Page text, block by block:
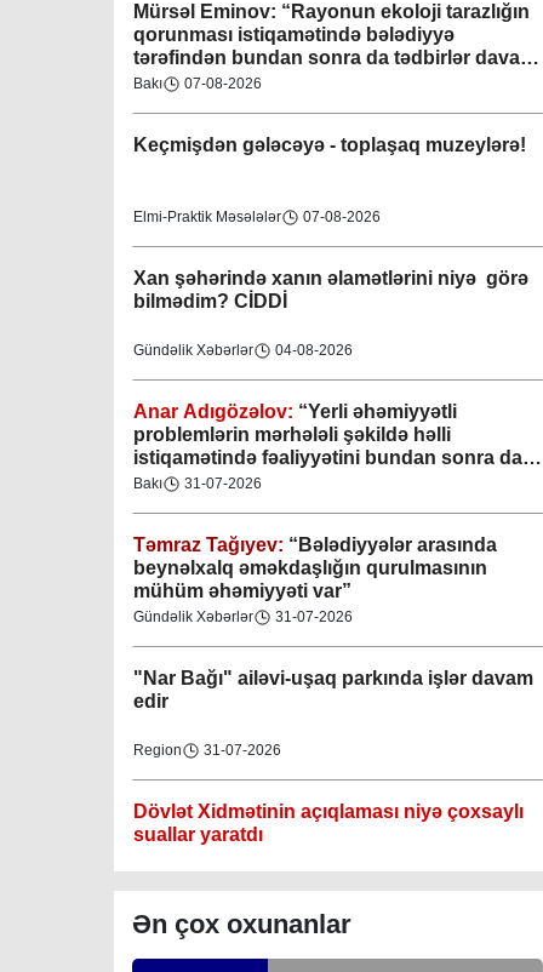
Mürsəl Eminov: “Rayonun ekoloji tarazlığın
qorunması istiqamətində bələdiyyə
tərəfindən bundan sonra da tədbirlər davam
etdiriləcəkdir”
Bakı 07-08-2026
Keçmişdən gələcəyə - toplaşaq muzeylərə!
Elmi-Praktik Məsələlər 07-08-2026
Xan şəhərində xanın əlamətlərini niyə görə
bilmədim? CİDDİ
Gündəlik Xəbərlər 04-08-2026
Anar Adıgözəlov: “Yerli əhəmiyyətli
problemlərin mərhələli şəkildə həlli
istiqamətində fəaliyyətini bundan sonra da
davam etdirəcəkdir
Bakı 31-07-2026
Təmraz Tağıyev: “Bələdiyyələr arasında
beynəlxalq əməkdaşlığın qurulmasının
mühüm əhəmiyyəti var”
Gündəlik Xəbərlər 31-07-2026
"Nar Bağı" ailəvi-uşaq parkında işlər davam
edir
Region 31-07-2026
Dövlət Xidmətinin açıqlaması niyə çoxsaylı
suallar yaratdı
Məhkəmə prosesi ilə bağlı yerində baxış
keçirilib
Ən çox oxunanlar
Gəncə şəhəri Nizami bələdiyyəsi
08-04-2023
M.Ə.Rəsuzladə bələdiyyəsi
07-04-2023
Xətai bələdiyyəsi
Mingəçevir bələdiyyəsi
Nəsimi bələdiyyəsi